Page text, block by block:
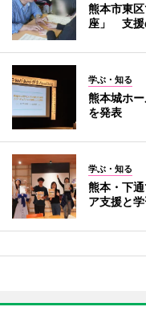
熊本市東
座」 支援
学ぶ・知る
熊本城ホ
を発表
学ぶ・知る
熊本・下
ア支援と